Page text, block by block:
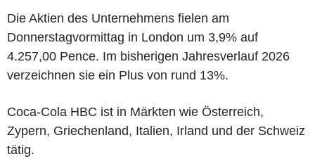
Die Aktien des Unternehmens fielen am
Donnerstagvormittag in London um 3,9% auf
4.257,00 Pence. Im bisherigen Jahresverlauf 2026
verzeichnen sie ein Plus von rund 13%.
Coca-Cola HBC ist in Märkten wie Österreich,
Zypern, Griechenland, Italien, Irland und der Schweiz
tätig.